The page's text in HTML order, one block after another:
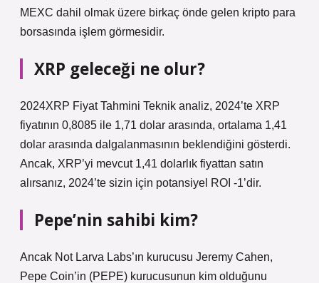
MEXC dahil olmak üzere birkaç önde gelen kripto para
borsasında işlem görmesidir.
XRP geleceği ne olur?
2024XRP Fiyat Tahmini Teknik analiz, 2024’te XRP
fiyatının 0,8085 ile 1,71 dolar arasında, ortalama 1,41
dolar arasında dalgalanmasının beklendiğini gösterdi.
Ancak, XRP’yi mevcut 1,41 dolarlık fiyattan satın
alırsanız, 2024’te sizin için potansiyel ROI -1’dir.
Pepe’nin sahibi kim?
Ancak Not Larva Labs’ın kurucusu Jeremy Cahen,
Pepe Coin’in (PEPE) kurucusunun kim olduğunu